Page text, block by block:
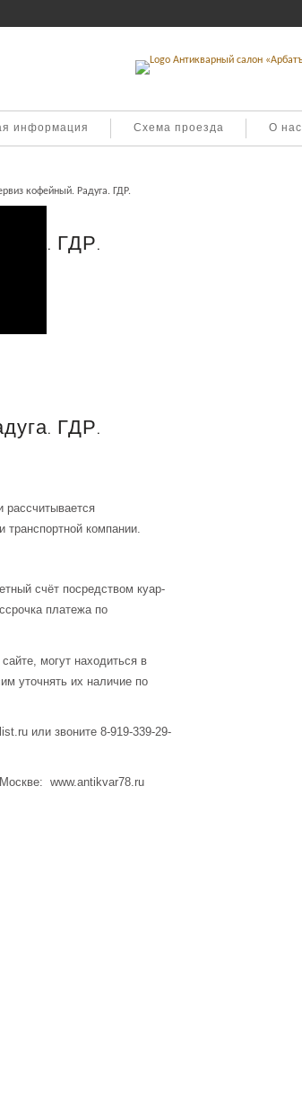
информация Схема проезда О нас
кофейный. Радуга. ГДР.
ГДР.
ГДР.
рассчитывается
компании.
счёт посредством куар-
платежа по
могут находиться в
уточнять их наличие по
или звоните 8-919-339-29-
www.antikvar78.ru